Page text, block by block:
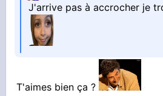
J'arrive pas à accrocher je
T'aimes bien ça ?